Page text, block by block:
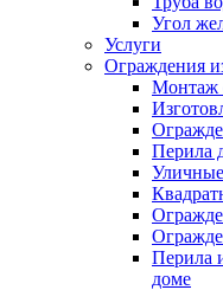
Угол
Услуги
Ограждения
Монтаж
Перила
Перила
доме